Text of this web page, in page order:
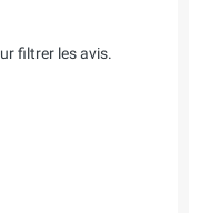
filtrer les avis.